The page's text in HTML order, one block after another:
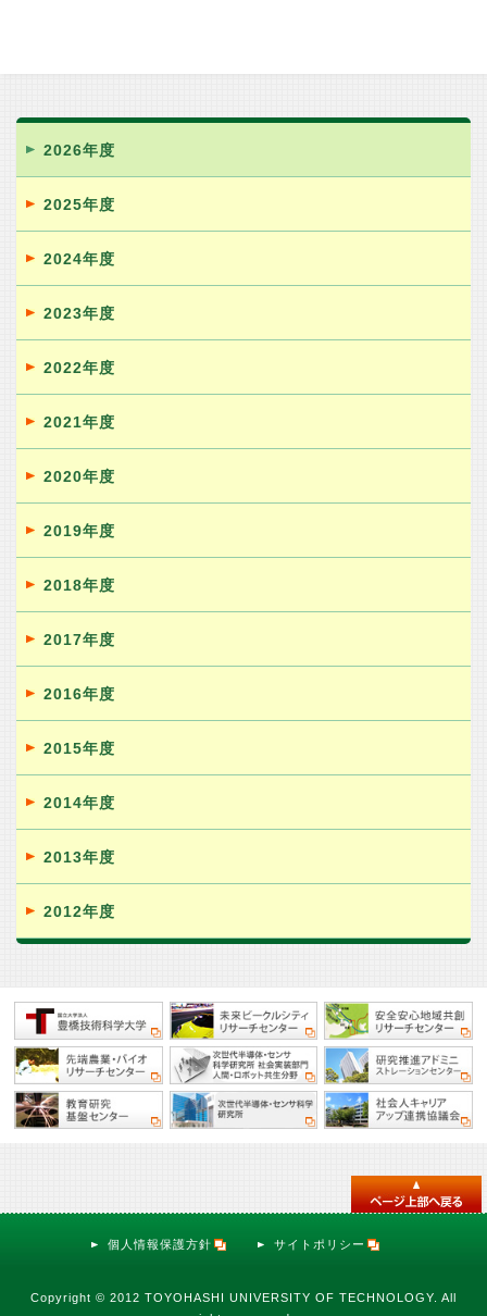
2026年度
2025年度
2024年度
2023年度
2022年度
2021年度
2020年度
2019年度
2018年度
2017年度
2016年度
2015年度
2014年度
2013年度
2012年度
個人情報保護方針 サイトポリシー
Copyright © 2012 TOYOHASHI UNIVERSITY OF TECHNOLOGY. All